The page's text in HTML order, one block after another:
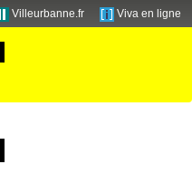
Villeurbanne.fr Viva en ligne